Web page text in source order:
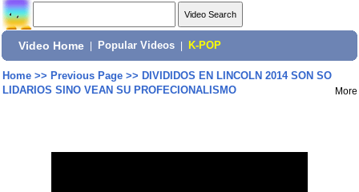
Video Home Popular Videos K-POP
Home>> Previous Page>> DIVIDIDOS EN LINCOLN 2014 SON SO
LIDARIOS SINO VEAN SU PROFECIONALISMO
More